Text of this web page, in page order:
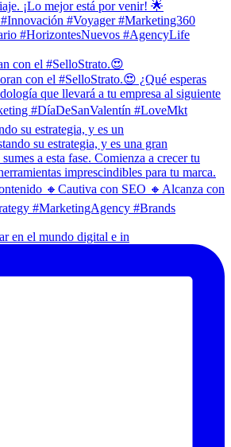
con el #SelloStrato.😍
su estrategia, y es un
en el mundo digital e in